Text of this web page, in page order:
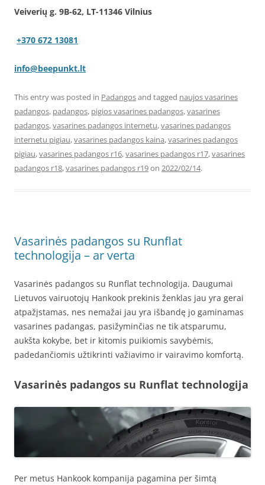
Veiverių g. 9B-62, LT-11346 Vilnius
+370 672 13081
info@beepunkt.lt
This entry was posted in Padangosand tagged naujos vasarines
padangos, padangos, pigios vasarines padangos,vasarines
padangos,vasarines padangos internetu,vasarines padangos
internetu pigiau,vasarines padangos kaina,vasarines padangos
pigiau,vasarines padangos r16,vasarines padangos r17,vasarines
padangos r18,vasarines padangos r19on 2022/02/14.
Vasarinės padangos su Runflat
technologija – ar verta
Vasarinės padangos su Runflat technologija. Daugumai
Lietuvos vairuotojų Hankook prekinis ženklas jau yra gerai
atpažįstamas, nes nemažai jau yra išbandę jo gaminamas
vasarines padangas, pasižyminčias ne tik atsparumu,
aukšta kokybe, bet ir kitomis puikiomis savybėmis,
padedančiomis užtikrinti važiavimo ir vairavimo komfortą.
Vasarinės padangos su Runflat technologija
Per metus Hankook kompanija pagamina per šimtą